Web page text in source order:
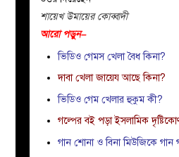
শায়েখ উমায়ের কোব্বাদী
আরো পড়ুন–
ভিডিও গেমস খেলা বৈধ কিনা?
দাবা খেলা জায়েয আছে কিনা?
ভিডিও গেম খেলার হুকুম কী?
গল্পের বই পড়া ইসলামিক
গান শোনা ও বিনা মিউজিকে গান